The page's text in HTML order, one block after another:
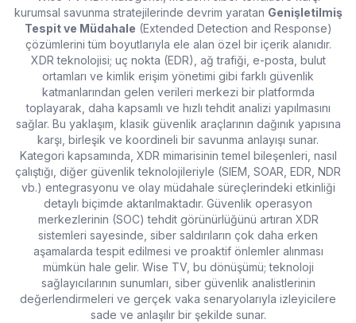
kurumsal savunma stratejilerinde devrim yaratan Genişletilmiş
Tespit ve Müdahale (Extended Detection and Response)
çözümlerini tüm boyutlarıyla ele alan özel bir içerik alanıdır.
XDR teknolojisi; uç nokta (EDR), ağ trafiği, e-posta, bulut
ortamları ve kimlik erişim yönetimi gibi farklı güvenlik
katmanlarından gelen verileri merkezi bir platformda
toplayarak, daha kapsamlı ve hızlı tehdit analizi yapılmasını
sağlar. Bu yaklaşım, klasik güvenlik araçlarının dağınık yapısına
karşı, birleşik ve koordineli bir savunma anlayışı sunar.
Kategori kapsamında, XDR mimarisinin temel bileşenleri, nasıl
çalıştığı, diğer güvenlik teknolojileriyle (SIEM, SOAR, EDR, NDR
vb.) entegrasyonu ve olay müdahale süreçlerindeki etkinliği
detaylı biçimde aktarılmaktadır. Güvenlik operasyon
merkezlerinin (SOC) tehdit görünürlüğünü artıran XDR
sistemleri sayesinde, siber saldırıların çok daha erken
aşamalarda tespit edilmesi ve proaktif önlemler alınması
mümkün hale gelir. Wise TV, bu dönüşümü; teknoloji
sağlayıcılarının sunumları, siber güvenlik analistlerinin
değerlendirmeleri ve gerçek vaka senaryolarıyla izleyicilere
sade ve anlaşılır bir şekilde sunar.